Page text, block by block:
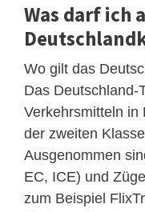
Was darf ich
Wo gilt das
Das Deutschland-
Verkehrsmitteln in
der zweiten
Ausgenommen
EC, ICE) und
zum Beispiel